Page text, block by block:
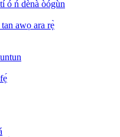
ó ń dènà òógùn
awọ ara rẹ̀